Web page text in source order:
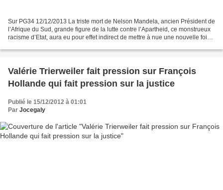
Sur PG34 12/12/2013 La triste mort de Nelson Mandela, ancien Président de
l’Afrique du Sud, grande figure de la lutte contre l’Apartheid, ce monstrueux
racisme d’Etat, aura eu pour effet indirect de mettre à nue une nouvelle fois
Valérie Trierweiler fait pression sur François
Hollande qui fait pression sur la justice
Publié le 15/12/2012 à 01:01
Par Jocegaly